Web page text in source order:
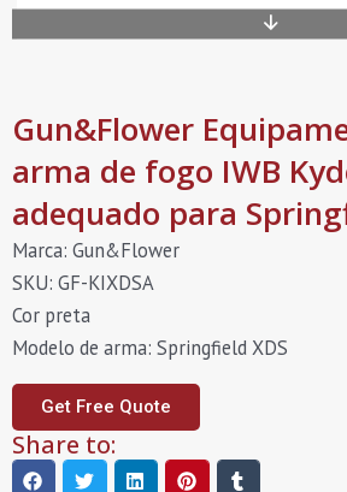
Gun&Flower
arma de fogo IWB
adequado para
Marca: Gun&Flower
SKU: GF-KIXDSA
Cor preta
Modelo de arma: Springfield XDS
Get Free Quote
Share to: